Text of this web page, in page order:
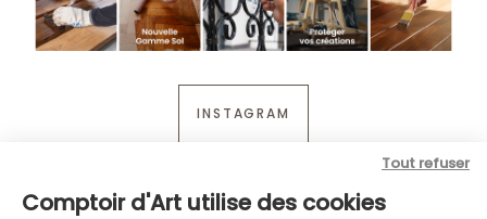
Comptoir d'Art utilise des cookies
Tout refuser
INSTAGRAM